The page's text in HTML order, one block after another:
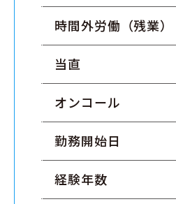
時間外労働（残業）
当直
オンコール
勤務開始日
経験年数